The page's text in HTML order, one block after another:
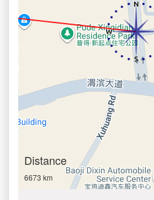
Distance
6673 km